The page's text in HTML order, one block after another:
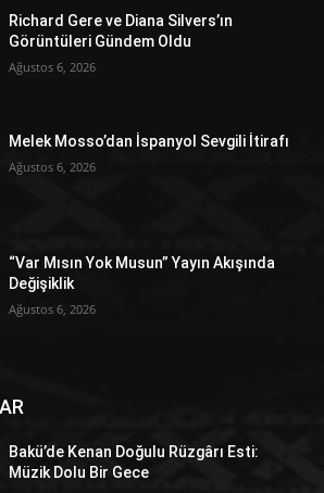
Richard Gere ve Diana Silvers’ın
Görüntüleri Gündem Oldu
Ağustos 6, 2026
Melek Mosso’dan İspanyol Sevgili İtirafı
Ağustos 6, 2026
“Var Mısın Yok Musun” Yayın Akışında
Değişiklik
Ağustos 6, 2026
Bakü’de Kenan Doğulu Rüzgârı Esti:
Müzik Dolu Bir Gece